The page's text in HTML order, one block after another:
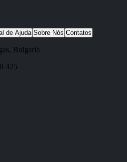
de Ajuda Sobre Nós Contatos
, Bulgaria
425